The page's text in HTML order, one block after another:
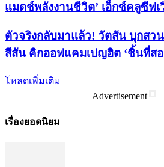
แมตช์พลังงานชีวิต’ เอ็กซ์คลูซีฟเ
ตัวจริงกลับมาแล้ว! วัตสัน บุกสว
สีสัน คิกออฟแคมเปญฮิต ‘ชิ้นที่สอ
โหลดเพิ่มเติม
Advertisement
เรื่องยอดนิยม